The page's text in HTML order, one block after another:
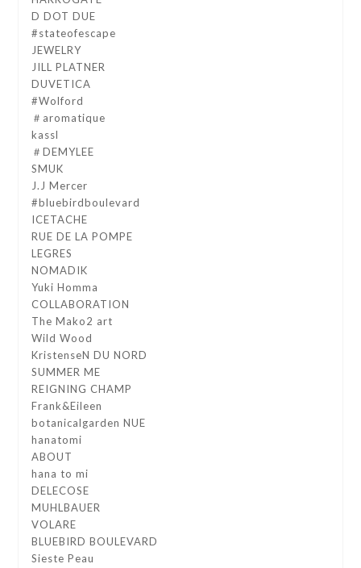
D DOT DUE
#stateofescape
JEWELRY
JILL PLATNER
DUVETICA
#Wolford
＃aromatique
kassl
＃DEMYLEE
SMUK
J.J Mercer
#bluebirdboulevard
ICETACHE
RUE DE LA POMPE
LEGRES
NOMADIK
Yuki Homma
COLLABORATION
The Mako2 art
Wild Wood
KristenseN DU NORD
SUMMER ME
REIGNING CHAMP
Frank&Eileen
botanicalgarden NUE
hanatomi
ABOUT
hana to mi
DELECOSE
MUHLBAUER
VOLARE
BLUEBIRD BOULEVARD
Sieste Peau